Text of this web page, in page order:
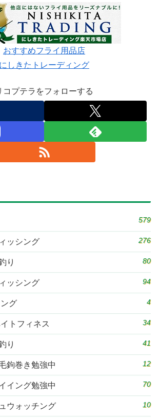
おすすめフライ用品店
にしきたトレーディング
コプテラをフォローする
579
ッシング 276
り 80
ッシング 94
グ 4
トフィネス 34
り 41
鉤巻き勉強中 12
イング勉強中 70
ウォッチング 10